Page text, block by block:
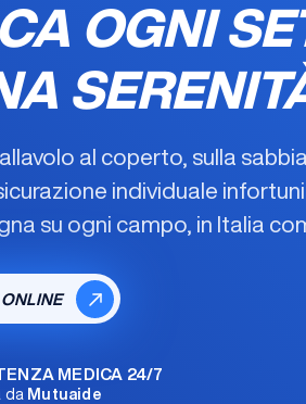
OGNI
al coperto, sulla
individuale
su ogni campo, in Italia
ONLINE
MEDICA 24/7
da Mutuaide